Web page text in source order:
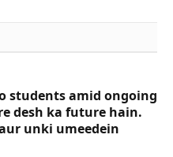
students amid ongoing
desh ka future hain.
unki umeedein